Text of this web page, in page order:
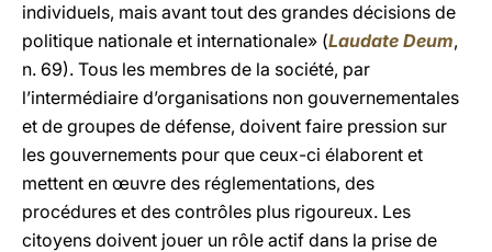
individuels, mais avant tout des grandes décisions de
politique nationale et internationale» (Laudate Deum,
n. 69). Tous les membres de la société, par
l’intermédiaire d’organisations non gouvernementales
et de groupes de défense, doivent faire pression sur
les gouvernements pour que ceux-ci élaborent et
mettent en œuvre des réglementations, des
procédures et des contrôles plus rigoureux. Les
citoyens doivent jouer un rôle actif dans la prise de